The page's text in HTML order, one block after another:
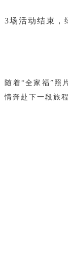
3场活动结束，
随着“全家福”照
情奔赴下一段旅